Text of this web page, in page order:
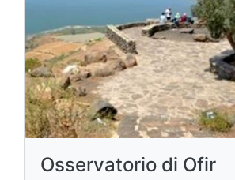
Osservatorio di Ofir